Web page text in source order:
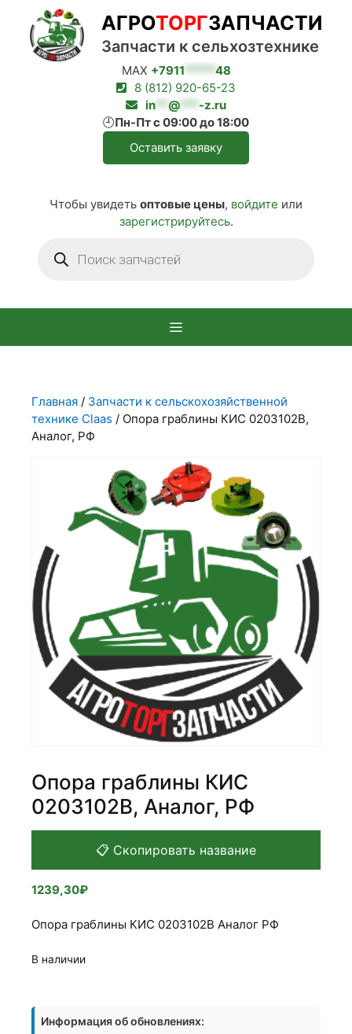
Перейти
содержимому
MAX +7911 ***** 48
8 (812) 920-65-23
in
@ *** -z.ru
🕘Пн-Пт с 09:00 до 18:00
Оставить заявку
Чтобы увидеть оптовые цены, войдите или
зарегистрируйтесь.
товаров
АГРОТОРГЗАПЧАСТИ
Запчасти к сельхозтехнике
Главная / Запчасти к сельскохозяйственной
технике Claas / Опора граблины КИС 0203102В,
Аналог, РФ
Опора граблины КИС
0203102В, Аналог, РФ
📋 Скопировать название
1239,30₽
Опора граблины КИС 0203102В Аналог РФ
В наличии
товара
Опора
Информация об обновлениях: